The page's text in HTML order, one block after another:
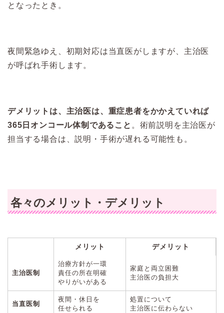
となったとき。
夜間緊急ゆえ、初期対応は当直医がしますが、主治医
が呼ばれ手術します。
デメリットは、主治医は、重症患者をかかえていれば
365日オンコール体制であること 。術前説明を主治医が
担当する場合は、説明・手術が遅れる可能性も。
各々のメリット・デメリット
メリット デメリット
主治医制
治療方針が一環
責任の所在明確
やりがいがある
家庭と両立困難
主治医の負担大
当直医制
夜間・休日を
任せられる
処置について
主治医に伝わらない